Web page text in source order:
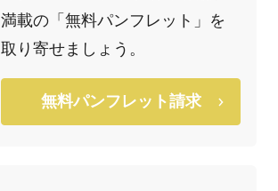
満載の「無料パンフレット」を
取り寄せましょう。
無料パンフレット請求